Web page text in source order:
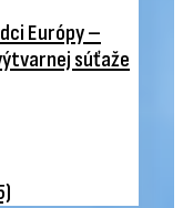
Európy –
súťaže